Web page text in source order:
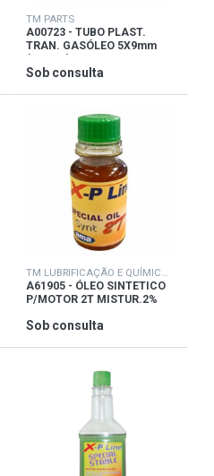
TM PARTS
A00723 - TUBO PLAST.
TRAN. GASÓLEO 5X9mm
Sob consulta
TM LUBRIFICAÇÃO E QUÍMICOS
A61905 - ÓLEO SINTETICO
P/MOTOR 2T MISTUR.2%
Sob consulta